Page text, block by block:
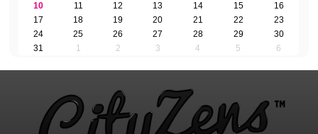
10
11 12 13 14 15
16
17
18 19 20 21 22
23
24
25 26 27 28 29
30
31
1 2 3 4 5 6